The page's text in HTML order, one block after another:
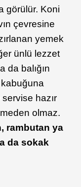
görülür. Koni
çevresine
yemek
ünlü lezzet
da balığın
hazır
olmaz.
rambutan ya
da sokak